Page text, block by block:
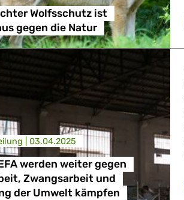
Gesundheit, Verbraucherschutz
Sicherheit, Migration, Entwicklung
Wolfsschutz ist
gegen die Natur
| 03.04.2025
werden weiter gegen
Zwangsarbeit und
der Umwelt kämpfen